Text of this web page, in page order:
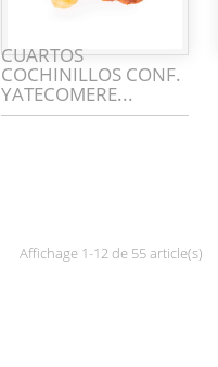
CUARTOS
COCHINILLOS CONF.
YATECOMERE...
Affichage 1-12 de 55 article(s)